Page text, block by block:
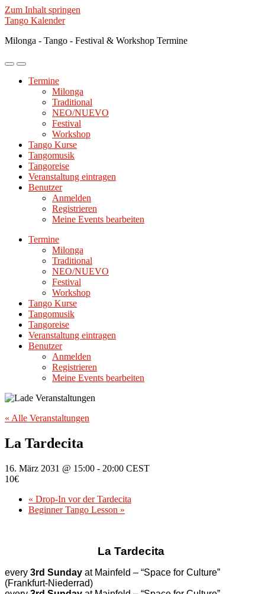
Zum Inhalt springen
Tango Kalender
Milonga - Tango - Festival & Workshop Termine
Mobile-
ein-/ausblenden
Suchfeld
ein-/ausblenden
Termine
Milonga
Traditional
NEO/NUEVO
Festival
Workshop
Tango Kurse
Tangomusik
Tangoreise
Veranstaltung eintragen
Benutzer
Anmelden
Registrieren
Meine Events bearbeiten
Termine
Milonga
Traditional
NEO/NUEVO
Festival
Workshop
Tango Kurse
Tangomusik
Tangoreise
Veranstaltung eintragen
Benutzer
Anmelden
Registrieren
Meine Events bearbeiten
« Alle Veranstaltungen
La Tardecita
16. März 2031 @ 15:00 - 20:00 CEST
10€
« Drop-In vor der Tardecita
Beginner Tango Lesson »
La Tardecita
every 3rd Sunday at Mainfeld – “Space for Culture”
(Frankfurt-Niederrad)